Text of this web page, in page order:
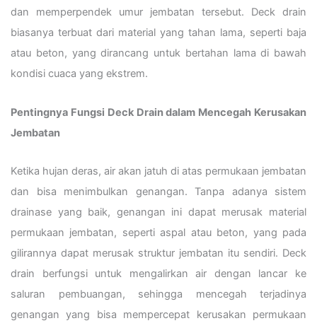
dan memperpendek umur jembatan tersebut. Deck drain
biasanya terbuat dari material yang tahan lama, seperti baja
atau beton, yang dirancang untuk bertahan lama di bawah
kondisi cuaca yang ekstrem.
Pentingnya Fungsi Deck Drain dalam Mencegah Kerusakan
Jembatan
Ketika hujan deras, air akan jatuh di atas permukaan jembatan
dan bisa menimbulkan genangan. Tanpa adanya sistem
drainase yang baik, genangan ini dapat merusak material
permukaan jembatan, seperti aspal atau beton, yang pada
gilirannya dapat merusak struktur jembatan itu sendiri. Deck
drain berfungsi untuk mengalirkan air dengan lancar ke
saluran pembuangan, sehingga mencegah terjadinya
genangan yang bisa mempercepat kerusakan permukaan